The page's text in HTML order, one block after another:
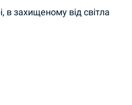
в захищеному від світла